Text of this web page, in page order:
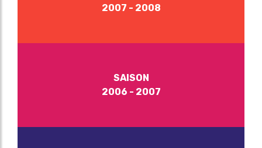
2007 - 2008
SAISON
2006 - 2007